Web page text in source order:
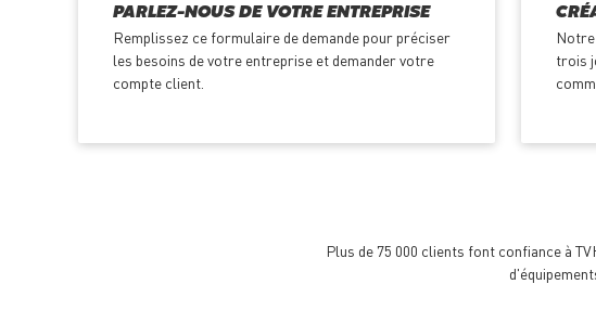
PARLEZ-NOUS DE VOTRE ENTREPRISE
Remplissez ce formulaire de demande pour préciser
les besoins de votre entreprise et demander votre
compte client.
trois
Plus de 75 000 clients font confiance à